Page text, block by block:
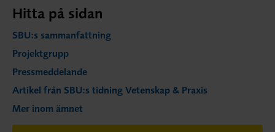
Hitta på sidan
SBU:s sammanfattning
Projektgrupp
Pressmeddelande
Artikel från SBU:s tidning Vetenskap & Praxis
Mer inom ämnet